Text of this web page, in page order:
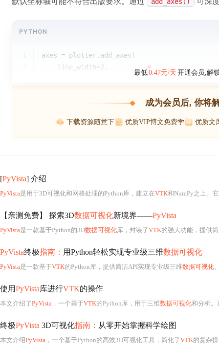
PYTHON
axes = plotter.add_axes(
    line_width=
2 , #
最低0.47元/天 开通会员,解
成为会员后, 你将
下载资源随意下 优质VIP博文免费学 优质文
[PyVista] 介绍
PyVista是用于3D可视化和网格处理的Python库，建立在VTK和NumPy之上。
【亲测免费】 探索3D数据可视化新境界——PyVista
PyVista是一款基于Python的3D数据可视化库，封装了VTK的强大功能，提供简洁
PyVista终极指南： 用Python轻松实现专业级三维数据可视化
PyVista是一款基于VTK的Python库，提供简洁API实现专业级三维数据可视化。支
使用PyVista库进行VTK的操作
本文介绍了PyVista ，一个基于VTK的Python库，用于三维数据可视化和分析。通过示例
终极PyVista 3D可视化指南： 从零开始掌握科学绘图
本文介绍PyVista ，一个基于Python的高效3D可视化工具，简化了VTK的复杂